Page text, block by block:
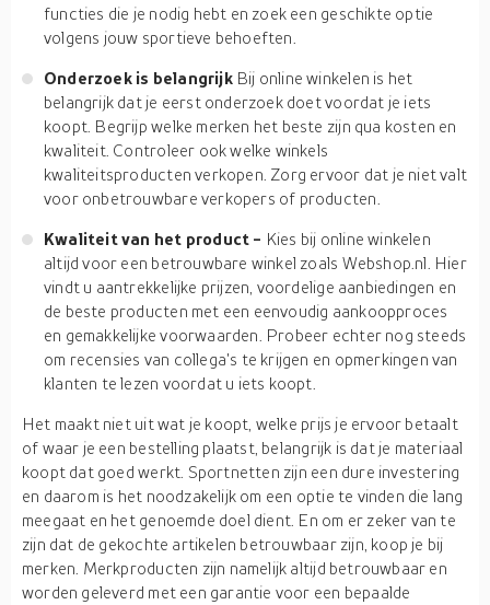
functies die je nodig hebt en zoek een geschikte optie
volgens jouw sportieve behoeften.
Onderzoek is belangrijk Bij online winkelen is het
belangrijk dat je eerst onderzoek doet voordat je iets
koopt. Begrijp welke merken het beste zijn qua kosten en
kwaliteit. Controleer ook welke winkels
kwaliteitsproducten verkopen. Zorg ervoor dat je niet valt
voor onbetrouwbare verkopers of producten.
Kwaliteit van het product - Kies bij online winkelen
altijd voor een betrouwbare winkel zoals Webshop.nl. Hier
vindt u aantrekkelijke prijzen, voordelige aanbiedingen en
de beste producten met een eenvoudig aankoopproces
en gemakkelijke voorwaarden. Probeer echter nog steeds
om recensies van collega's te krijgen en opmerkingen van
klanten te lezen voordat u iets koopt.
Het maakt niet uit wat je koopt, welke prijs je ervoor betaalt
of waar je een bestelling plaatst, belangrijk is dat je materiaal
koopt dat goed werkt. Sportnetten zijn een dure investering
en daarom is het noodzakelijk om een optie te vinden die lang
meegaat en het genoemde doel dient. En om er zeker van te
zijn dat de gekochte artikelen betrouwbaar zijn, koop je bij
merken. Merkproducten zijn namelijk altijd betrouwbaar en
worden geleverd met een garantie voor een bepaalde